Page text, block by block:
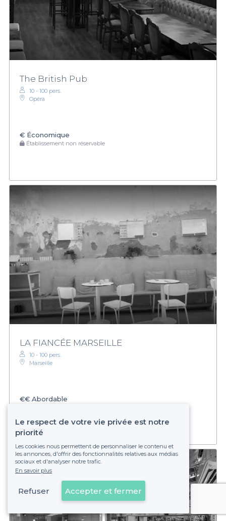
The British Pub
10 - 100 pers.
Opéra
€ Économique
Établissement non réservable
LA FIANCÉE MARSEILLE
10 - 100 pers.
Marseille
€€ Abordable
Voir sur la carte
Le respect de votre vie privée est notre
priorité
Les cookies nous permettent de personnaliser le contenu et
les annonces, d'offrir des fonctionnalités relatives aux médias
sociaux et d'analyser notre trafic.
En savoir plus
Refuser Accepter et fermer